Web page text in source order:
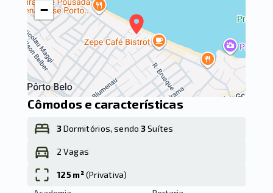
−
Cômodos e características
3Dormitórios, sendo3Suítes
2 Vagas
125 m²(Privativa)